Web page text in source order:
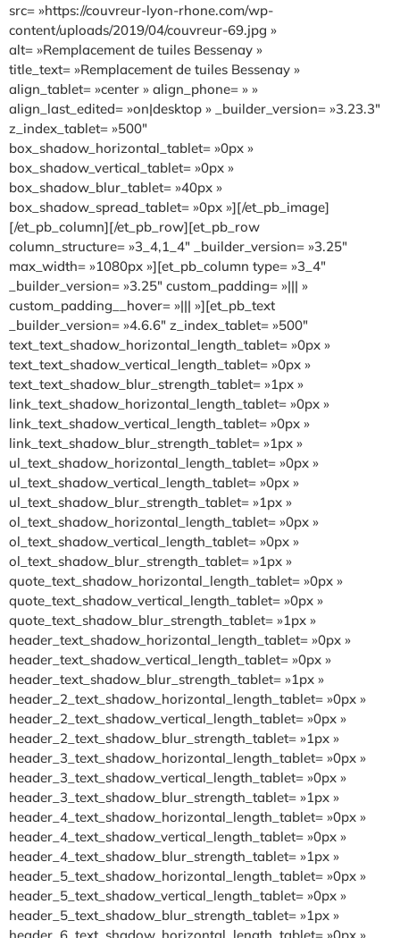
src= »https://couvreur-lyon-rhone.com/wp-
content/uploads/2019/04/couvreur-69.jpg »
alt= »Remplacement de tuiles Bessenay »
title_text= »Remplacement de tuiles Bessenay »
align_tablet= »center » align_phone= » »
align_last_edited= »on|desktop » _builder_version= »3.23.3″
z_index_tablet= »500″
box_shadow_horizontal_tablet= »0px »
box_shadow_vertical_tablet= »0px »
box_shadow_blur_tablet= »40px »
box_shadow_spread_tablet= »0px »][/et_pb_image]
[/et_pb_column][/et_pb_row][et_pb_row
column_structure= »3_4,1_4″ _builder_version= »3.25″
max_width= »1080px »][et_pb_column type= »3_4″
_builder_version= »3.25″ custom_padding= »||| »
custom_padding__hover= »||| »][et_pb_text
_builder_version= »4.6.6″ z_index_tablet= »500″
text_text_shadow_horizontal_length_tablet= »0px »
text_text_shadow_vertical_length_tablet= »0px »
text_text_shadow_blur_strength_tablet= »1px »
link_text_shadow_horizontal_length_tablet= »0px »
link_text_shadow_vertical_length_tablet= »0px »
link_text_shadow_blur_strength_tablet= »1px »
ul_text_shadow_horizontal_length_tablet= »0px »
ul_text_shadow_vertical_length_tablet= »0px »
ul_text_shadow_blur_strength_tablet= »1px »
ol_text_shadow_horizontal_length_tablet= »0px »
ol_text_shadow_vertical_length_tablet= »0px »
ol_text_shadow_blur_strength_tablet= »1px »
quote_text_shadow_horizontal_length_tablet= »0px »
quote_text_shadow_vertical_length_tablet= »0px »
quote_text_shadow_blur_strength_tablet= »1px »
header_text_shadow_horizontal_length_tablet= »0px »
header_text_shadow_vertical_length_tablet= »0px »
header_text_shadow_blur_strength_tablet= »1px »
header_2_text_shadow_horizontal_length_tablet= »0px »
header_2_text_shadow_vertical_length_tablet= »0px »
header_2_text_shadow_blur_strength_tablet= »1px »
header_3_text_shadow_horizontal_length_tablet= »0px »
header_3_text_shadow_vertical_length_tablet= »0px »
header_3_text_shadow_blur_strength_tablet= »1px »
header_4_text_shadow_horizontal_length_tablet= »0px »
header_4_text_shadow_vertical_length_tablet= »0px »
header_4_text_shadow_blur_strength_tablet= »1px »
header_5_text_shadow_horizontal_length_tablet= »0px »
header_5_text_shadow_vertical_length_tablet= »0px »
header_5_text_shadow_blur_strength_tablet= »1px »